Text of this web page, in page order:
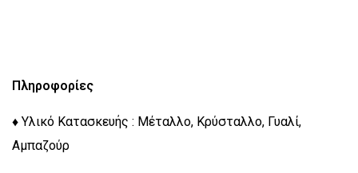
Πληροφορίες
♦ Υλικό Κατασκευής : Μέταλλο, Κρύσταλλο, Γυαλί,
Αμπαζούρ